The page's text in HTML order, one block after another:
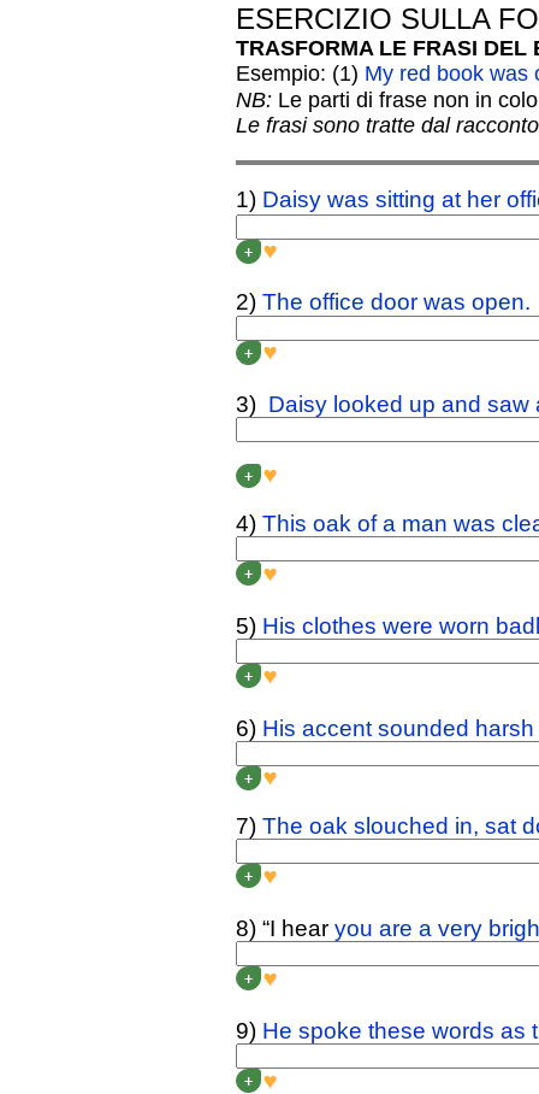
ESERCIZIO SULLA
TRASFORMA LE FRASI DEL
Esempio: (1) My red book was
NB: Le parti di frase non in
Le frasi sono tratte dal
1) Daisy was sitting at her
+
2) The office door was open.
+
3) Daisy looked up and
+
4) This oak of a man was
+
5) His clothes were worn
+
6) His accent sounded
+
7) The oak slouched in, sat
+
8) “I hear you are a very
+
9) He spoke these words as
+